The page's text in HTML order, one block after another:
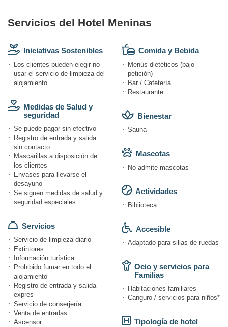
Servicios del Hotel Meninas
Iniciativas Sostenibles
Los clientes pueden elegir no
usar el servicio de limpieza del
alojamiento
Medidas de Salud y
seguridad
Se puede pagar sin efectivo
Registro de entrada y salida
sin contacto
Mascarillas a disposición de
los clientes
Envases para llevarse el
desayuno
Se siguen medidas de salud y
seguridad especiales
Servicios
Servicio de limpieza diario
Extintores
Información turística
Prohibido fumar en todo el
alojamiento
Registro de entrada y salida
exprés
Servicio de conserjería
Venta de entradas
Ascensor
Comida y Bebida
Menús dietéticos (bajo
petición)
Bar / Cafetería
Restaurante
Bienestar
Sauna
Mascotas
No admite mascotas
Actividades
Biblioteca
Accesible
Adaptado para sillas de ruedas
Ocio y servicios para
Familias
Habitaciones familiares
Canguro / servicios para niños*
Tipología de hotel